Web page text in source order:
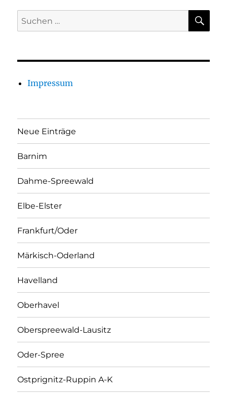
Suchen
nach:
Impressum
Neue Einträge
Barnim
Dahme-Spreewald
Elbe-Elster
Frankfurt/Oder
Märkisch-Oderland
Havelland
Oberhavel
Oberspreewald-Lausitz
Oder-Spree
Ostprignitz-Ruppin A-K